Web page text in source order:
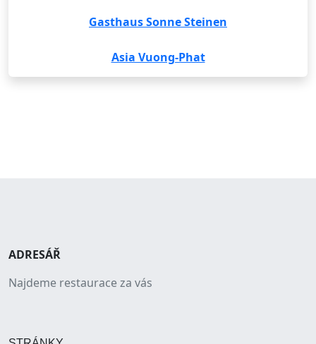
Gasthaus Sonne Steinen
Asia Vuong-Phat
ADRESÁŘ
Najdeme restaurace za vás